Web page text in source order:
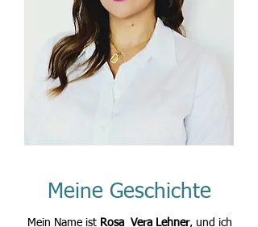
Meine Geschichte
Mein Name ist Rosa Vera Lehner, und ich